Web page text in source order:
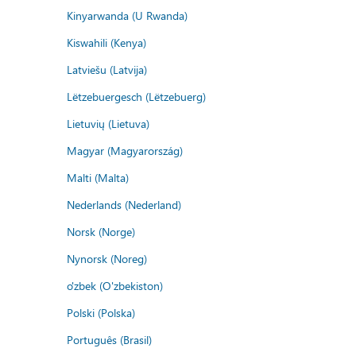
Kinyarwanda (U Rwanda)
Kiswahili (Kenya)
Latviešu (Latvija)
Lëtzebuergesch (Lëtzebuerg)
Lietuvių (Lietuva)
Magyar (Magyarország)
Malti (Malta)
Nederlands (Nederland)
Norsk (Norge)
Nynorsk (Noreg)
o'zbek (O'zbekiston)
Polski (Polska)
Português (Brasil)